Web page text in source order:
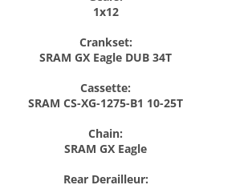
1x12
Crankset:
SRAM GX Eagle DUB 34T
Cassette:
SRAM CS-XG-1275-B1 10-25T
Chain:
SRAM GX Eagle
Rear Derailleur: